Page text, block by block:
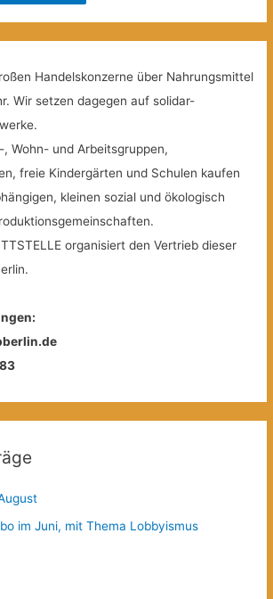
Handelskonzerne über Nahrungsmittel
Wir setzen dagegen auf solidar-
, Wohn- und Arbeitsgruppen,
freie Kindergärten und Schulen kaufen
kleinen sozial und ökologisch
organisiert den Vertrieb dieser
im Juni, mit Thema Lobbyismus